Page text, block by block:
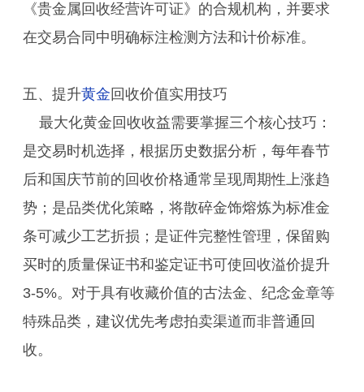
《贵金属回收经营许可证》的合规机构，并要求
在交易合同中明确标注检测方法和计价标准。
五、提升黄金 回收价值实用技巧
最大化黄金回收收益需要掌握三个核心技巧：
是交易时机选择，根据历史数据分析，每年春节
后和国庆节前的回收价格通常呈现周期性上涨趋
势；是品类优化策略，将散碎金饰熔炼为标准金
条可减少工艺折损；是证件完整性管理，保留购
买时的质量保证书和鉴定证书可使回收溢价提升
3-5%。对于具有收藏价值的古法金、纪念金章等
特殊品类，建议优先考虑拍卖渠道而非普通回
收。